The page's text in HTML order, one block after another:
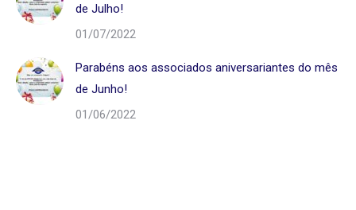
de Julho!
01/07/2022
Parabéns aos associados aniversariantes do mês
de Junho!
01/06/2022